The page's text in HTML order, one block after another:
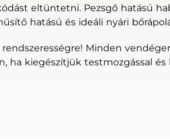
eltüntetni. Pezsgő hatású
hatású és ideáli nyári
Minden
ha kiegészítjük testmozgással és